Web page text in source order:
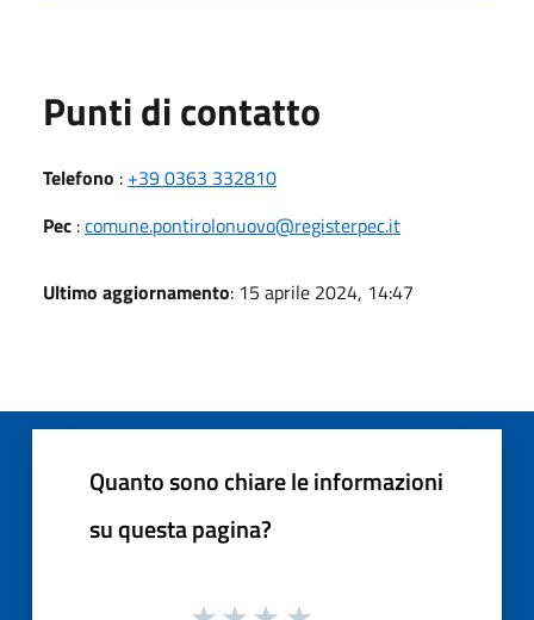
Punti di contatto
Telefono : +39 0363 332810
Pec :comune.pontirolonuovo@registerpec.it
Ultimo aggiornamento: 15 aprile 2024, 14:47
Quanto sono chiare le informazioni
su questa pagina?